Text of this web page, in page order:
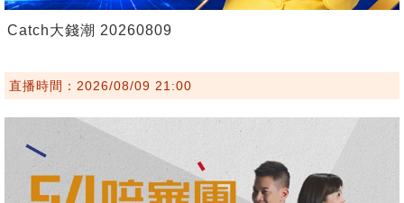
Catch大錢潮 20260809
直播時間：2026/08/09 21:00